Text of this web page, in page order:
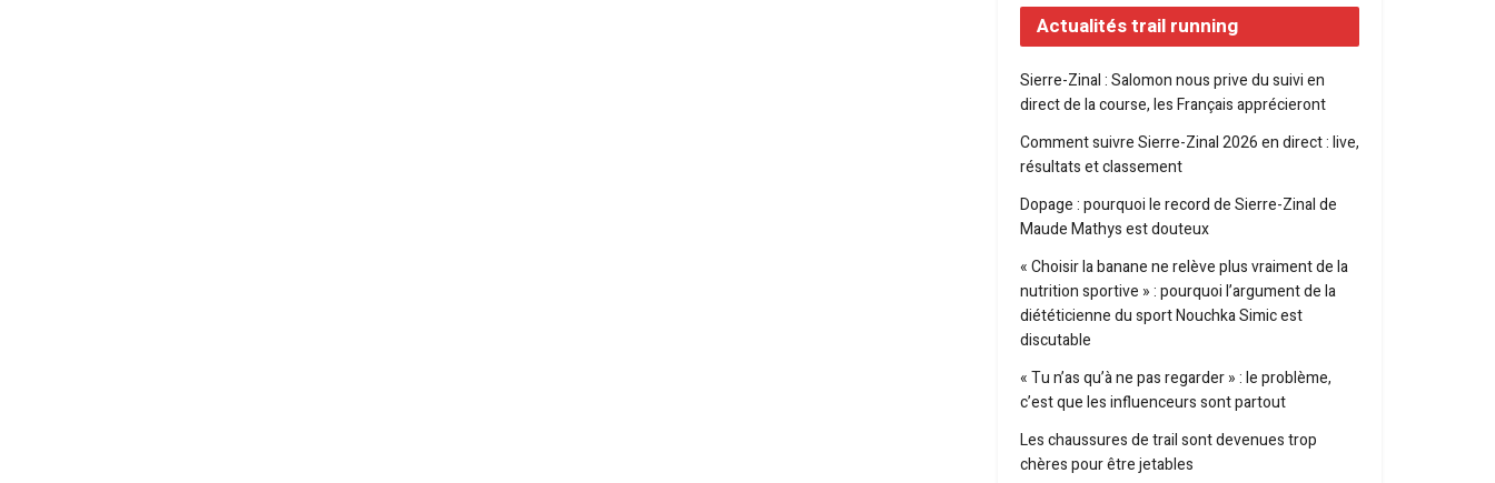
Actualités trail running
Sierre-Zinal : Salomon nous prive du suivi en
direct de la course, les Français apprécieront
Comment suivre Sierre-Zinal 2026 en direct : live,
résultats et classement
Dopage : pourquoi le record de Sierre-Zinal de
Maude Mathys est douteux
« Choisir la banane ne relève plus vraiment de la
nutrition sportive » : pourquoi l’argument de la
diététicienne du sport Nouchka Simic est
discutable
« Tu n’as qu’à ne pas regarder » : le problème,
c’est que les influenceurs sont partout
Les chaussures de trail sont devenues trop
chères pour être jetables